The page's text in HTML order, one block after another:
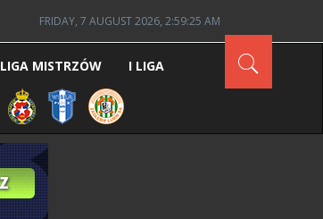
FRIDAY, 7 AUGUST 2026, 2:59:25 AM
LIGA MISTRZÓW I LIGA